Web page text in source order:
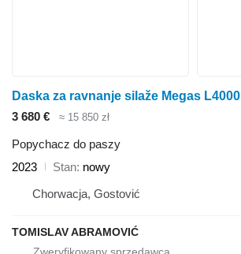
Daska za ravnanje silaže Megas L4000
3 680 €
≈ 15 850 zł
Popychacz do paszy
2023
Stan nowy
Chorwacja, Gostović
TOMISLAV ABRAMOVIĆ